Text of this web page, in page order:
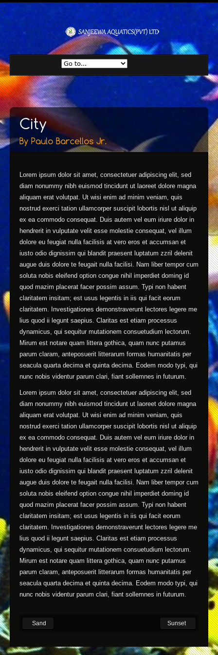
Lorem ipsum dolor sit amet, consectetuer adipiscing elit, sed
diam nonummy nibh euismod tincidunt ut laoreet dolore magna
aliquam erat volutpat. Ut wisi enim ad minim veniam, quis
nostrud exerci tation ullamcorper suscipit lobortis nisl ut aliquip
ex ea commodo consequat. Duis autem vel eum iriure dolor in
hendrerit in vulputate velit esse molestie consequat, vel illum
dolore eu feugiat nulla facilisis at vero eros et accumsan et
iusto odio dignissim qui blandit praesent luptatum zzril delenit
augue duis dolore te feugait nulla facilisi. Nam liber tempor cum
soluta nobis eleifend option congue nihil imperdiet doming id
quod mazim placerat facer possim assum. Typi non habent
claritatem insitam; est usus legentis in iis qui facit eorum
claritatem. Investigationes demonstraverunt lectores legere me
lius quod ii legunt saepius. Claritas est etiam processus
dynamicus, qui sequitur mutationem consuetudium lectorum.
Mirum est notare quam littera gothica, quam nunc putamus
parum claram, anteposuerit litterarum formas humanitatis per
seacula quarta decima et quinta decima. Eodem modo typi, qui
nunc nobis videntur parum clari, fiant sollemnes in futurum.
Lorem ipsum dolor sit amet, consectetuer adipiscing elit, sed
diam nonummy nibh euismod tincidunt ut laoreet dolore magna
aliquam erat volutpat. Ut wisi enim ad minim veniam, quis
nostrud exerci tation ullamcorper suscipit lobortis nisl ut aliquip
ex ea commodo consequat. Duis autem vel eum iriure dolor in
hendrerit in vulputate velit esse molestie consequat, vel illum
dolore eu feugiat nulla facilisis at vero eros et accumsan et
iusto odio dignissim qui blandit praesent luptatum zzril delenit
augue duis dolore te feugait nulla facilisi. Nam liber tempor cum
soluta nobis eleifend option congue nihil imperdiet doming id
quod mazim placerat facer possim assum. Typi non habent
claritatem insitam; est usus legentis in iis qui facit eorum
claritatem. Investigationes demonstraverunt lectores legere me
lius quod ii legunt saepius. Claritas est etiam processus
dynamicus, qui sequitur mutationem consuetudium lectorum.
Mirum est notare quam littera gothica, quam nunc putamus
parum claram, anteposuerit litterarum formas humanitatis per
seacula quarta decima et quinta decima. Eodem modo typi, qui
nunc nobis videntur parum clari, fiant sollemnes in futurum.
Sand Sunset